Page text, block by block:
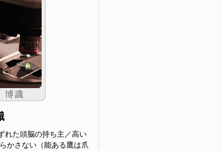
れた頭脳の持ち主／高い
かさない（能ある鷹は爪